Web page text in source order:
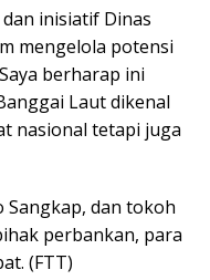
inisiatif Dinas
mengelola potensi
berharap ini
Laut dikenal
nasional tetapi juga
dan tokoh
perbankan, para
(FTT)